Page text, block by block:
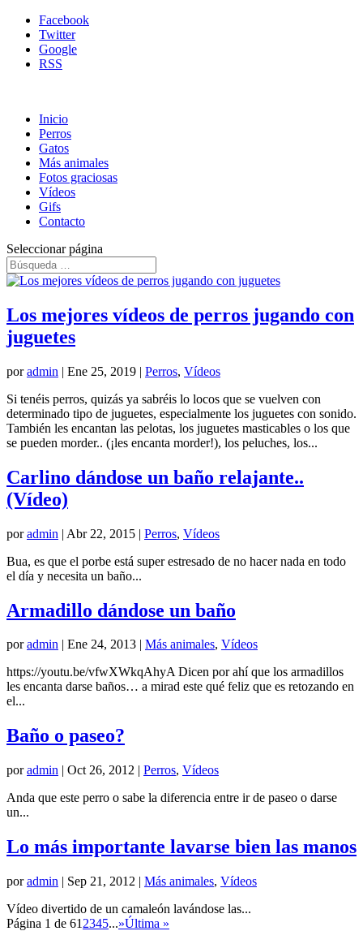
Facebook
Twitter
Google
RSS
Inicio
Perros
Gatos
Más animales
Fotos graciosas
Vídeos
Gifs
Contacto
Seleccionar página
Los mejores vídeos de perros jugando con
juguetes
poradmin | Ene 25, 2019 | Perros, Vídeos
Si tenéis perros, quizás ya sabréis lo locos que se vuelven con
determinado tipo de juguetes, especialmente los juguetes con sonido.
También les encantan las pelotas, los juguetes masticables o los que
se pueden morder.. (¡les encanta morder!), los peluches, los...
Carlino dándose un baño relajante..
(Vídeo)
poradmin | Abr 22, 2015 | Perros, Vídeos
Bua, es que el porbe está super estresado de no hacer nada en todo
el día y necesita un baño...
Armadillo dándose un baño
poradmin | Ene 24, 2013 | Más animales, Vídeos
https://youtu.be/vfwXWkqAhyA Dicen por ahí que los armadillos
les encanta darse baños… a mirad este qué feliz que es retozando en
el...
Baño o paseo?
poradmin | Oct 26, 2012 | Perros, Vídeos
Anda que este perro o sabe la diferencia entre ir de paseo o darse
un...
Lo más importante lavarse bien las manos
poradmin | Sep 21, 2012 | Más animales, Vídeos
Vídeo divertido de un camaleón lavándose las...
Página 1 de 61 2345...»Última »